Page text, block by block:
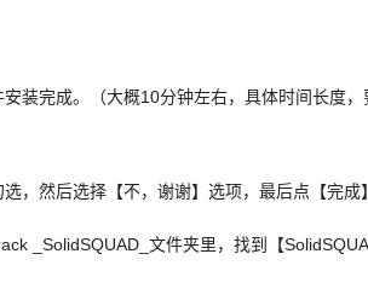
装完成。（大概10分钟左右，具体时间长度，
，然后选择【不，谢谢】选项，最后点【完成
_SolidSQUAD_文件夹里，找到【